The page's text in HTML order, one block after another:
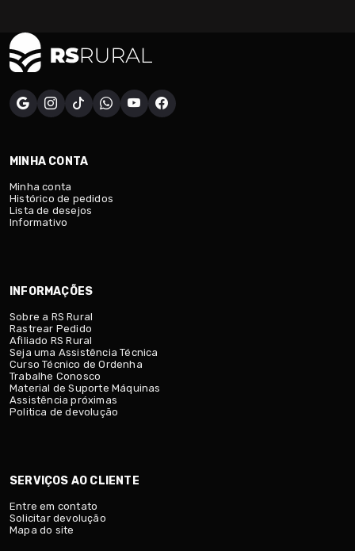
MINHA CONTA
Minha conta
Histórico de pedidos
Lista de desejos
Informativo
INFORMAÇÕES
Sobre a RS Rural
Rastrear Pedido
Afiliado RS Rural
Seja uma Assistência Técnica
Curso Técnico de Ordenha
Trabalhe Conosco
Material de Suporte Máquinas
Assistência próximas
Politica de devolução
SERVIÇOS AO CLIENTE
Entre em contato
Solicitar devolução
Mapa do site